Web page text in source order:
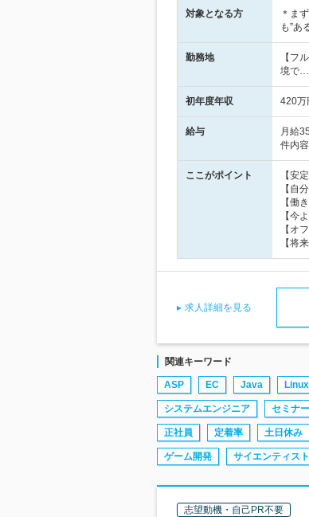
対象となる方
＊ま
も”あ
勤務地
【フ
境で…
初年度年収 420万
給与
月給
件内
ここがポイント
【安
【自
【働
【今
【オ
【将
求人詳細を見る
関連キーワード
ASP EC Java Linux
システムエンジニア セミナー
正社員 定着率 土日休み
ゲーム開発 サイエンティスト
志望動機・自己PR不要